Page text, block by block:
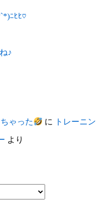
ﾆﾋﾋ♡
♪
ゃった に トレーニン
より